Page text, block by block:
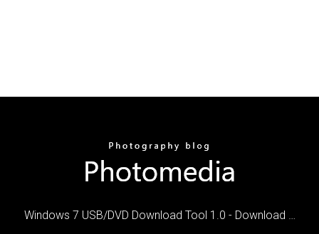
Windows 7 USB/DVD Download Tool 1.0 - Download …